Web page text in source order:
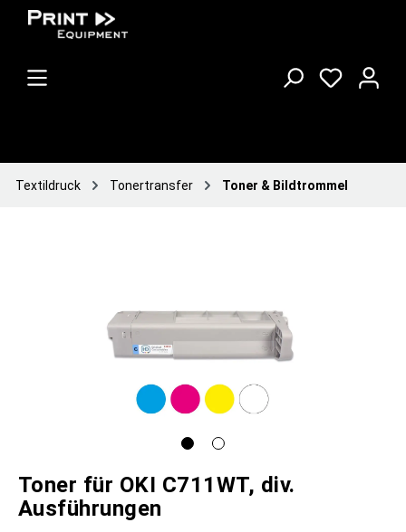
Textildruck Tonertransfer Toner & Bildtrommel
Toner für OKI C711WT, div.
Ausführungen